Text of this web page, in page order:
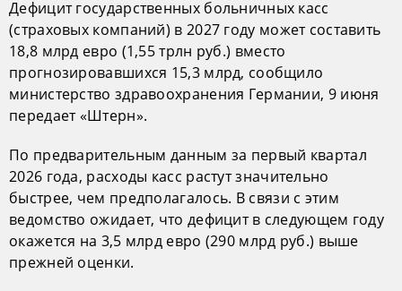
Дефицит государственных больничных касс
(страховых компаний) в 2027 году может составить
18,8 млрд евро (1,55 трлн руб.) вместо
прогнозировавшихся 15,3 млрд, сообщило
министерство здравоохранения Германии, 9 июня
передает «Штерн».
По предварительным данным за первый квартал
2026 года, расходы касс растут значительно
быстрее, чем предполагалось. В связи с этим
ведомство ожидает, что дефицит в следующем году
окажется на 3,5 млрд евро (290 млрд руб.) выше
прежней оценки.